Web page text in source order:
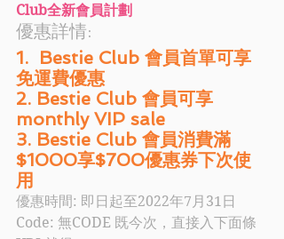
Club全新會員計劃
優惠詳情:
1.  Bestie Club 會員首單可享
免運費優惠
2. Bestie Club 會員可享
monthly VIP sale
3. Bestie Club 會員消費滿
$1000享$700優惠券下次使
用
優惠時間: 即日起至2022年7月31日
Code: 無CODE 既今次，直接入下面條